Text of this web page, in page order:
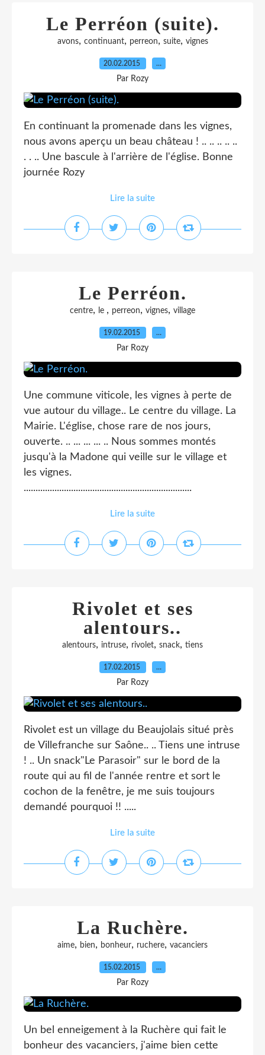
Le Perréon (suite).
avons, continuant, perreon, suite, vignes
20.02.2015 …
Par Rozy
En continuant la promenade dans les vignes,
nous avons aperçu un beau château ! .. .. .. .. ..
. . .. Une bascule à l'arrière de l'église. Bonne
journée Rozy
Lire la suite
Le Perréon.
centre, le , perreon, vignes, village
19.02.2015 …
Par Rozy
Une commune viticole, les vignes à perte de
vue autour du village.. Le centre du village. La
Mairie. L'église, chose rare de nos jours,
ouverte. .. ... ... ... .. Nous sommes montés
jusqu'à la Madone qui veille sur le village et
les vignes.
.......................................................................
Lire la suite
Rivolet et ses
alentours..
alentours, intruse, rivolet, snack, tiens
17.02.2015 …
Par Rozy
Rivolet est un village du Beaujolais situé près
de Villefranche sur Saône.. .. Tiens une intruse
! .. Un snack"Le Parasoir" sur le bord de la
route qui au fil de l'année rentre et sort le
cochon de la fenêtre, je me suis toujours
demandé pourquoi !! .....
Lire la suite
La Ruchère.
aime, bien, bonheur, ruchere, vacanciers
15.02.2015 …
Par Rozy
Un bel enneigement à la Ruchère qui fait le
bonheur des vacanciers, j'aime bien cette